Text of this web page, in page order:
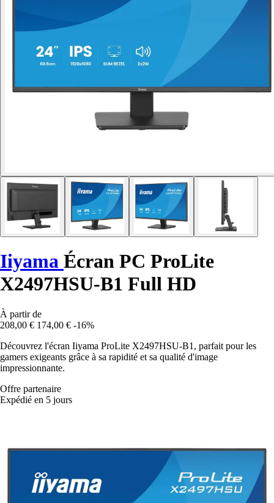
Iiyama Écran PC ProLite
X2497HSU-B1 Full HD
À partir de
208,00 € 174,00 € -16%
Découvrez l'écran Iiyama ProLite X2497HSU-B1, parfait pour les
gamers exigeants grâce à sa rapidité et sa qualité d'image
impressionnante.
Offre partenaire
Expédié en 5 jours